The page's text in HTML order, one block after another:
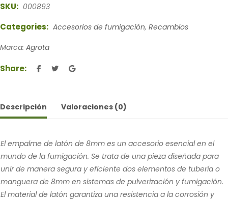
SKU: 000893
Categories: Accesorios de fumigación, Recambios
Marca: Agrota
Share:
Descripción Valoraciones (0)
El empalme de latón de 8mm es un accesorio esencial en el
mundo de la fumigación. Se trata de una pieza diseñada para
unir de manera segura y eficiente dos elementos de tubería o
manguera de 8mm en sistemas de pulverización y fumigación.
El material de latón garantiza una resistencia a la corrosión y